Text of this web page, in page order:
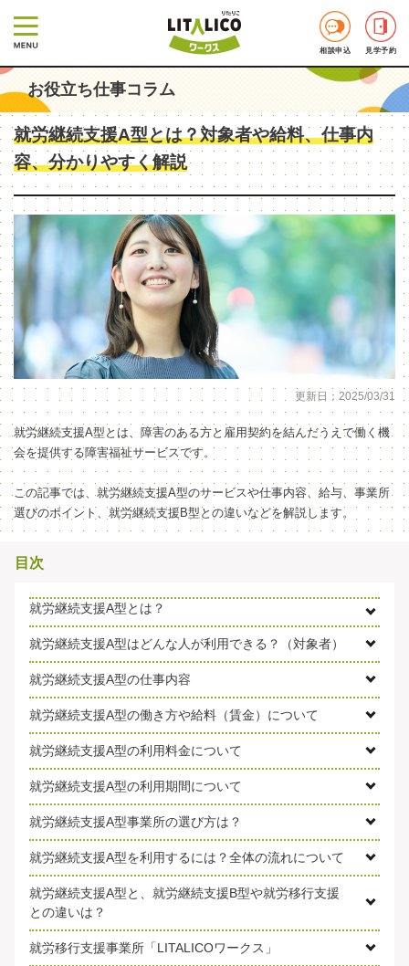
相談申込 見学予約
お役立ち仕事コラム
就労継続支援A型とは？対象者や給料、仕事内
容、分かりやすく解説
更新日：2025/03/31
就労継続支援A型とは、障害のある方と雇用契約を結んだうえで働く機
会を提供する障害福祉サービスです。
この記事では、就労継続支援A型のサービスや仕事内容、給与、事業所
選びのポイント、就労継続支援B型との違いなどを解説します。
目次
就労継続支援A型とは？
就労継続支援A型はどんな人が利用できる？（対象者）
就労継続支援A型の仕事内容
就労継続支援A型の働き方や給料（賃金）について
就労継続支援A型の利用料金について
就労継続支援A型の利用期間について
就労継続支援A型事業所の選び方は？
就労継続支援A型を利用するには？全体の流れについて
就労継続支援A型と、就労継続支援B型や就労移行支援
との違いは？
就労移行支援事業所「LITALICOワークス」